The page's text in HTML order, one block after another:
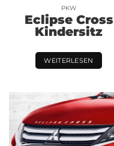
PKW
Eclipse Cross
Kindersitz
WEITERLESEN